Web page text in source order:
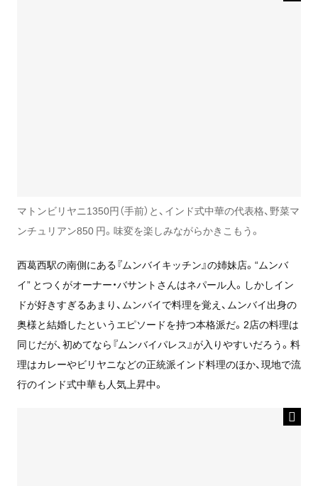
マトンビリヤニ1350円（手前）と、インド式中華の代表格、野菜マ
ンチュリアン850 円。味変を楽しみながらかきこもう。
西葛西駅の南側にある『ムンバイキッチン』の姉妹店。“ムンバ
イ” とつくがオーナー・バサントさんはネパール人。しかしイン
ドが好きすぎるあまり、ムンバイで料理を覚え、ムンバイ出身の
奥様と結婚したというエピソードを持つ本格派だ。2店の料理は
同じだが、初めてなら『ムンバイパレス』が入りやすいだろう。料
理はカレーやビリヤニなどの正統派インド料理のほか、現地で流
行のインド式中華も人気上昇中。